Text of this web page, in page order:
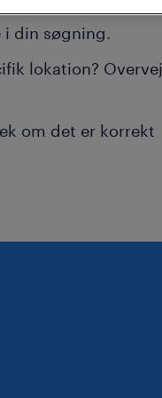
i din søgning.
lokation?
om det er korrekt